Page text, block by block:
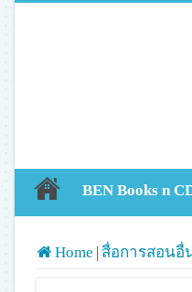
BEN Books n
Home | สื่อการสอนอื่